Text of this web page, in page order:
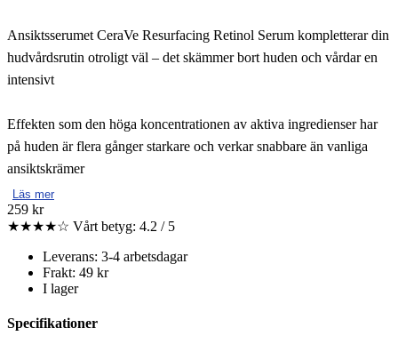
Ansiktsserumet CeraVe Resurfacing Retinol Serum kompletterar din
hudvårdsrutin otroligt väl – det skämmer bort huden och vårdar en
intensivt
Effekten som den höga koncentrationen av aktiva ingredienser har
på huden är flera gånger starkare och verkar snabbare än vanliga
ansiktskrämer
Läs mer
259 kr
★★★★☆ Vårt betyg: 4.2 / 5
Leverans: 3-4 arbetsdagar
Frakt: 49 kr
I lager
Specifikationer